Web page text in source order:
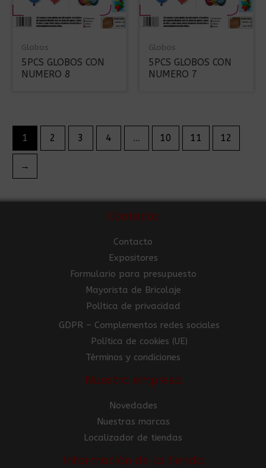
Globos
5PCS GLOBOS CON
NUMERO 8
Globos
5PCS GLOBOS CON
NUMERO 7
1 2 3 4 … 10 11 12
→
Contacto
Contacto
Expositores
Formulario para presupuesto
Mayorista de Bricolaje
Política de privacidad
GDPR – Complementos redes sociales
Política de cookies (UE)
Términos y condiciones
Nuestra empresa
Novedades
Nuestras marcas
Localizador de tiendas
Información de la tienda